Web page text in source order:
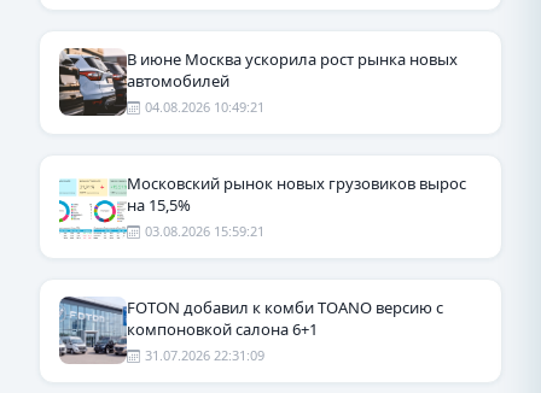
В июне Москва ускорила рост рынка новых
автомобилей
04.08.2026 10:49:21
Московский рынок новых грузовиков вырос
на 15,5%
03.08.2026 15:59:21
FOTON добавил к комби TOANO версию с
компоновкой салона 6+1
31.07.2026 22:31:09